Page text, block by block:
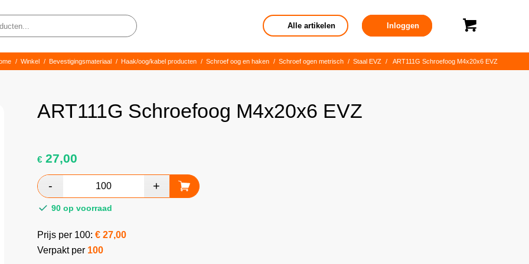
Alle artikelen Inloggen
/ Winkel / Bevestigingsmateriaal / Haak/oog/kabel producten / Schroef oog en haken / Schroef ogen metrisch / Staal EVZ / ART111G Schroefoog M4x20x6 EVZ
ART111G Schroefoog M4x20x6 EVZ
€27,00
90 op voorraad
Prijs per 100: € 27,00
Verpakt per 100